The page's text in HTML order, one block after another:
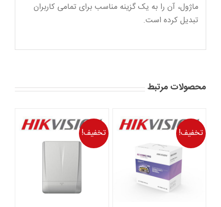
ماژول، آن را به یک گزینه مناسب برای تمامی کاربران
تبدیل کرده است.
محصولات مرتبط
تخفیف! تخفیف!